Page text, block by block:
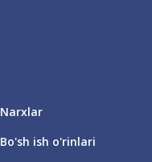
Narxlar
Bo'sh ish o'rinlari